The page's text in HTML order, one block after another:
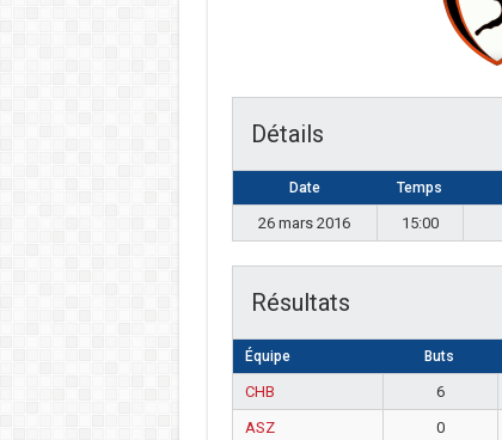
Détails
Date Temps
26 mars 2016 15:00
Résultats
Équipe Buts
CHB 6
ASZ
0